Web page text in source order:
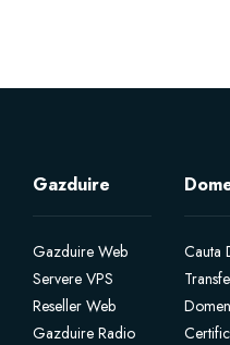
Licente WHMXtra
Servere Dedicate
Aplicatii Mobil
Gazduire
Gazduire Web
Servere VPS
Reseller Web
Gazduire Radio
Cauta